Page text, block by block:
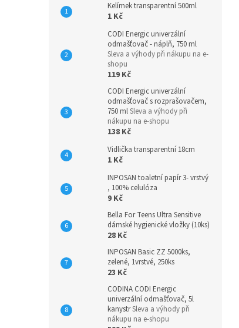
Kelímek transparentní 500ml
1 Kč
CODI Energic univerzální
odmašťovač - náplň, 750 ml
Sleva a výhody při nákupu na e-
shopu
119 Kč
CODI Energic univerzální
odmašťovač s rozprašovačem,
750 mlSleva a výhody při
nákupu na e-shopu
138 Kč
Vidlička transparentní 18cm
1 Kč
INPOSAN toaletní papír 3- vrstvý
, 100% celulóza
9 Kč
Bella For Teens Ultra Sensitive
dámské hygienické vložky (10ks)
28 Kč
INPOSAN Basic ZZ 5000ks,
zelené, 1vrstvé, 250ks
23 Kč
CODINA CODI Energic
univerzální odmašťovač, 5l
kanystrSleva a výhody při
nákupu na e-shopu